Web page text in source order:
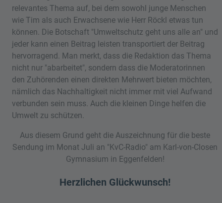
relevantes Thema auf, bei dem sowohl junge Menschen
wie Tim als auch Erwachsene wie Herr Röckl etwas tun
können. Die Botschaft "Umweltschutz geht uns alle an" und
jeder kann einen Beitrag leisten transportiert der Beitrag
hervorragend. Man merkt, dass die Redaktion das Thema
nicht nur "abarbeitet", sondern dass die Moderatorinnen
den Zuhörenden einen direkten Mehrwert bieten möchten,
nämlich das Nachhaltigkeit nicht immer mit viel Aufwand
verbunden sein muss. Auch die kleinen Dinge helfen die
Umwelt zu schützen.
Aus diesem Grund geht die Auszeichnung für die beste
Sendung im Monat Juli an "KvC-Radio" am Karl-von-Closen
Gymnasium in Eggenfelden!
Herzlichen Glückwunsch!